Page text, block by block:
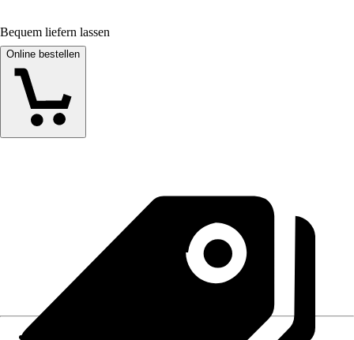
Bequem liefern lassen
Online bestellen